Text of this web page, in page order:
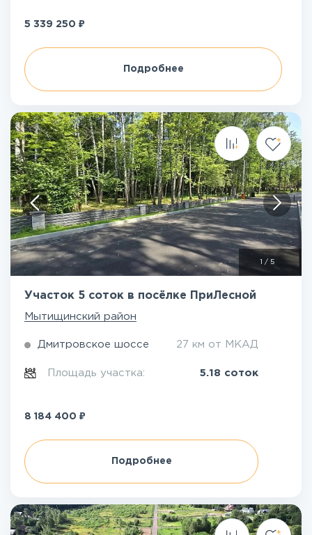
5 339 250 ₽
Подробнее
/ 5
Участок 5 соток в посёлке ПриЛесной
Мытищинский район
Дмитровское шоссе 27 км от МКАД
Площадь участка: 5.18 соток
8 184 400 ₽
Подробнее